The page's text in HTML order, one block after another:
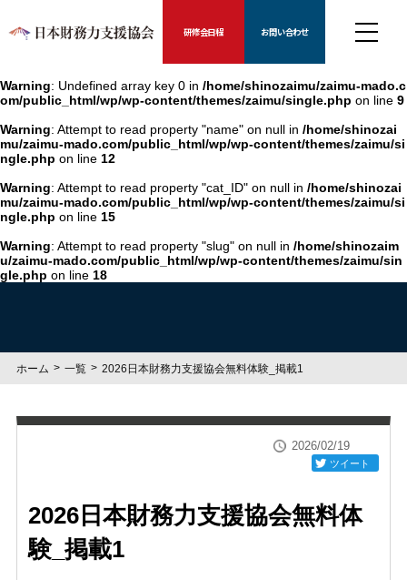
研修会日程 お問い合わせ
Warning: Undefined array key 0 in /home/shinozaimu/zaimu-mado.c
om/public_html/wp/wp-content/themes/zaimu/single.php on line 9
Warning: Attempt to read property "name" on null in /home/shinozai
mu/zaimu-mado.com/public_html/wp/wp-content/themes/zaimu/si
ngle.php on line 12
Warning: Attempt to read property "cat_ID" on null in /home/shinozai
mu/zaimu-mado.com/public_html/wp/wp-content/themes/zaimu/si
ngle.php on line 15
Warning: Attempt to read property "slug" on null in /home/shinozaim
u/zaimu-mado.com/public_html/wp/wp-content/themes/zaimu/sin
gle.php on line 18
ホーム 一覧 2026日本財務力支援協会無料体験_掲載1
2026/02/19
ツイート
2026日本財務力支援協会無料体
験_掲載1